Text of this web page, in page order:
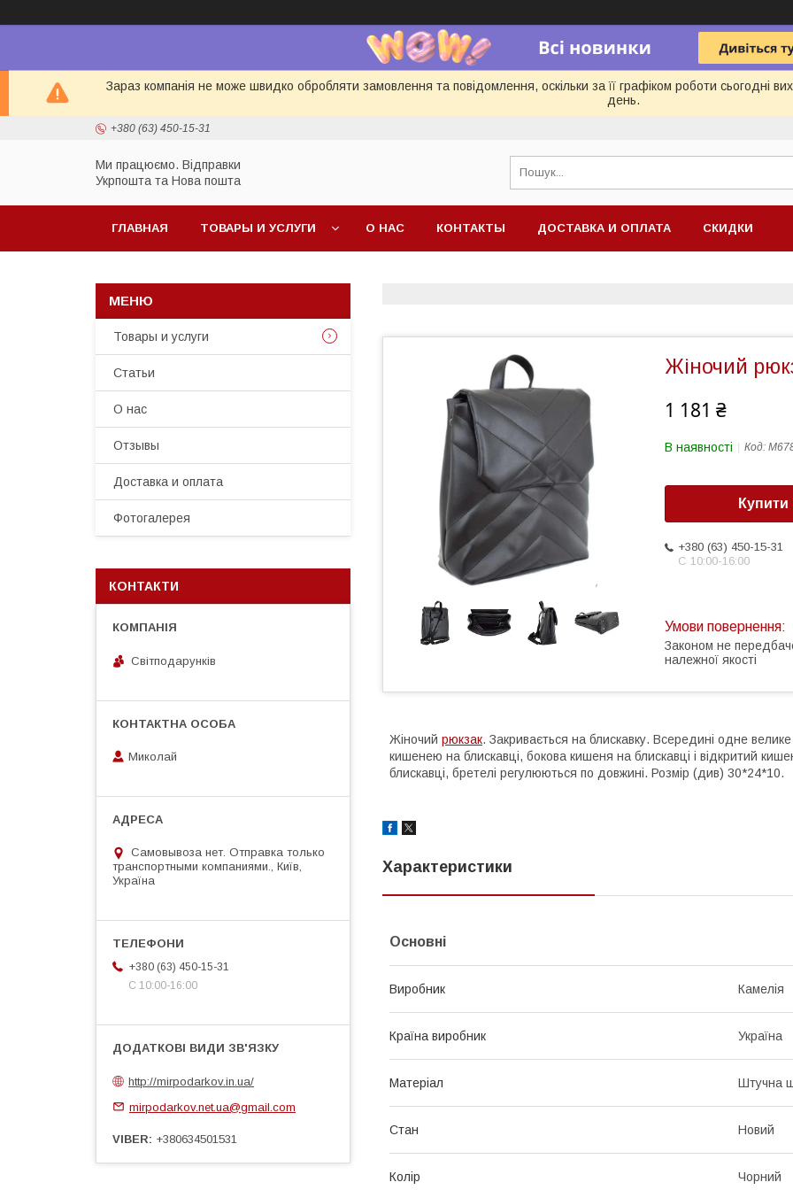
Зараз компанія не може швидко обробляти замовлення та повідомлення, оскільки за її графіком роботи сьогодні
день.
+380 (63) 450-15-31
Ми працюємо. Відправки
Укрпошта та Нова пошта
ГЛАВНАЯ ТОВАРЫ И УСЛУГИ О НАС КОНТАКТЫ ДОСТАВКА И ОПЛАТА СКИДКИ
Жіночий
1 181 ₴
В наявності Код:
Купити
+380 (63) 450-15-31
С 10:00-16:00
Законом не
належної якості
Жіночий рюкзак. Закривається на блискавку. Всередині одне
кишенею на блискавці, бокова кишеня на блискавці і відкритий
блискавці, бретелі регулюються по довжині. Розмір (див) 30*24*10.
Характеристики
Основні
Виробник Камелія
Країна виробник Україна
Матеріал Штучна
Стан Новий
Колір Чорний
Товары и услуги
Статьи
О нас
Отзывы
Доставка и оплата
Фотогалерея
КОНТАКТИ
Світподарунків
Миколай
Самовывоза нет. Отправка только
транспортными компаниями., Київ,
Україна
+380 (63) 450-15-31
С 10:00-16:00
http://mirpodarkov.in.ua/
mirpodarkov.net.ua@gmail.com
VIBER +380634501531